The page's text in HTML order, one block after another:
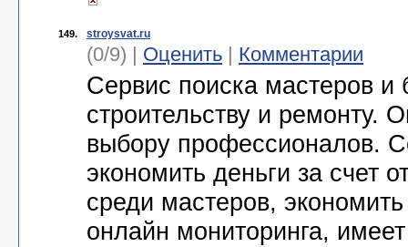
149. stroysvat.ru
(0/9) | Оценить | Комментарии
Сервис поиска мастеров и
строительству и ремонту.
выбору профессионалов.
экономить деньги за счет
среди мастеров,
онлайн мониторинга,